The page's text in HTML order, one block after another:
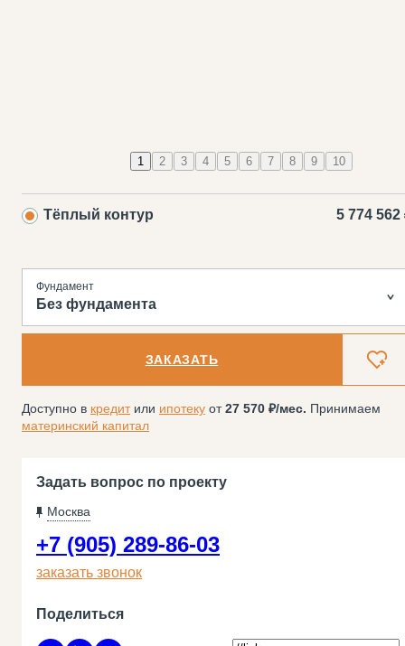
1 2 3 4 5 6 7 8 9 10
Тёплый контур 5 774 562
Фундамент
Без фундамента
ЗАКАЗАТЬ
Доступно в кредитили ипотеку от27 570 /мес. Принимаем
материнский капитал
Задать вопрос по проекту
Москва
+7 (905) 289-86-03
заказать звонок
Поделиться